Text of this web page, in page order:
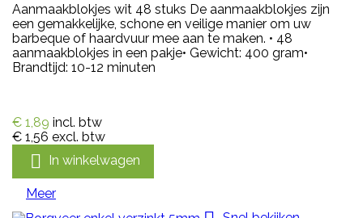
Aanmaakblokjes wit 48 stuks De aanmaakblokjes zijn
een gemakkelijke, schone en veilige manier om uw
barbeque of haardvuur mee aan te maken. • 48
aanmaakblokjes in een pakje• Gewicht: 400 gram•
Brandtijd: 10-12 minuten
€ 1,89 incl. btw
€ 1,56 excl. btw
 In winkelwagen
Meer